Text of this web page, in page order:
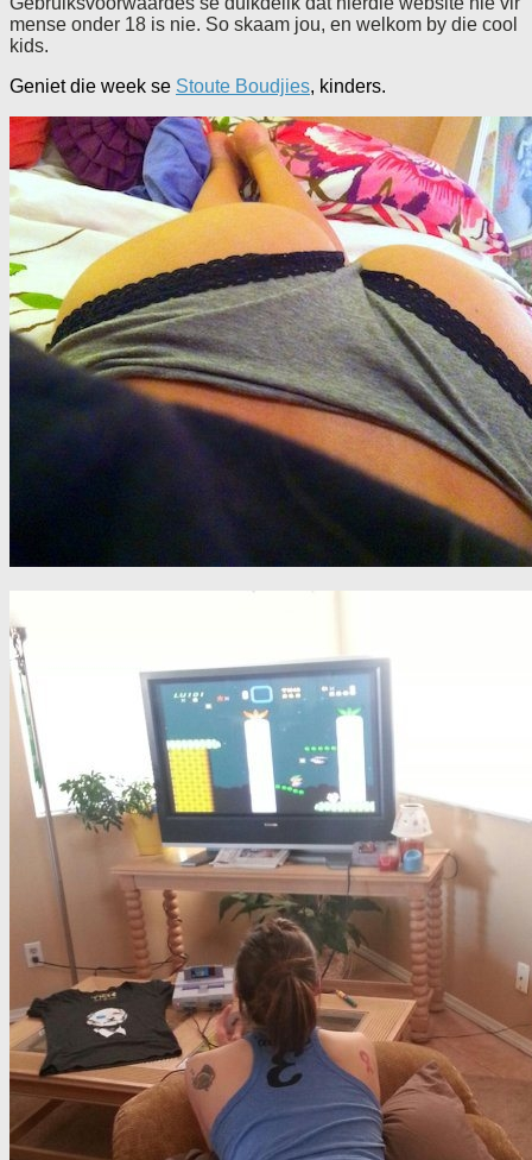
mense onder 18 is nie. So skaam jou, en welkom by die cool
kids.
Geniet die week se Stoute Boudjies, kinders.